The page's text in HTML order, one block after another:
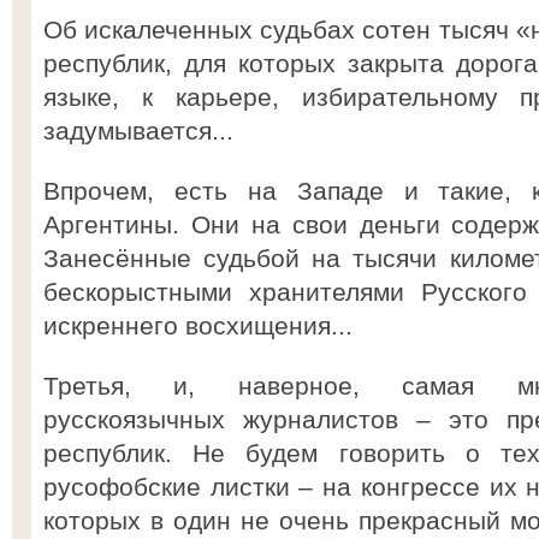
Об искалеченных судьбах сотен тысяч
республик, для которых закрыта
языке, к карьере, избирательному
задумывается...
Впрочем, есть на Западе и такие,
Аргентины. Они на свои деньги
Занесённые судьбой на тысячи
бескорыстными хранителями
искреннего восхищения...
Третья, и, наверное, самая
русскоязычных журналистов – это
республик. Не будем говорить о
русофобские листки – на конгрессе
которых в один не очень прекрасный